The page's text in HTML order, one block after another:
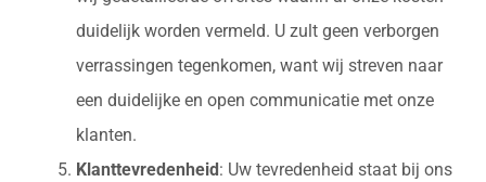
duidelijk worden vermeld. U zult geen verborgen
verrassingen tegenkomen, want wij streven naar
een duidelijke en open communicatie met onze
klanten.
Klanttevredenheid : Uw tevredenheid staat bij ons